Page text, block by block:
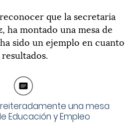
que la secretaria
ha montado una mesa de
sido un ejemplo en cuanto
una mesa
Educación y Empleo